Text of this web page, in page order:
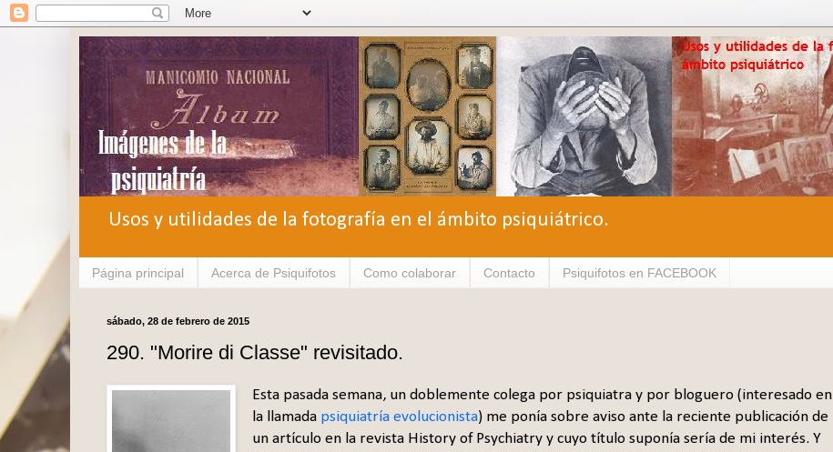
Usos y utilidades de la fotografía en el ámbito psiquiátrico.
Página principal Acerca de Psiquifotos Como colaborar Contacto Psiquifotos en FACEBOOK
sábado, 28 de febrero de 2015
290. "Morire di Classe" revisitado.
Esta pasada semana, un doblemente colega por psiquiatra y por bloguero (interesado en
la llamada psiquiatría evolucionista) me ponía sobre aviso ante la reciente publicación de
un artículo en la revista History of Psychiatry y cuyo título suponía sería de mi interés. Y